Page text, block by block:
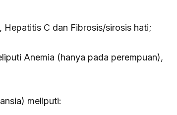
C dan Fibrosis/sirosis hati;
Anemia (hanya pada perempuan),
meliputi: